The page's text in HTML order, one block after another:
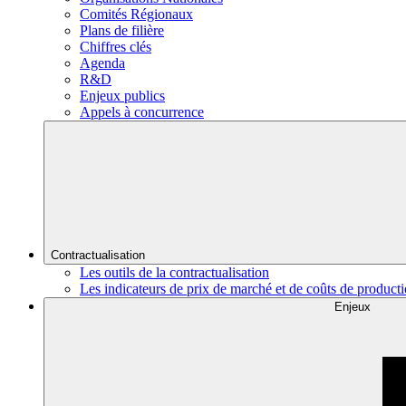
Comités Régionaux
Plans de filière
Chiffres clés
Agenda
R&D
Enjeux publics
Appels à concurrence
Contractualisation
Les outils de la contractualisation
Les indicateurs de prix de marché et de coûts de
Enjeux